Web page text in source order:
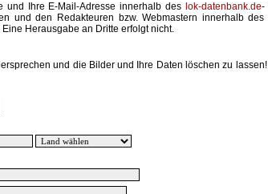
und Ihre E-Mail-Adresse innerhalb des lok-datenbank.de-
und den Redakteuren bzw. Webmastern innerhalb des
Herausgabe an Dritte erfolgt nicht.
und die Bilder und Ihre Daten löschen zu lassen!